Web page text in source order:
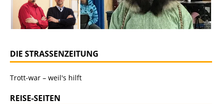
DIE STRASSENZEITUNG
Trott-war – weil's hilft
REISE-SEITEN